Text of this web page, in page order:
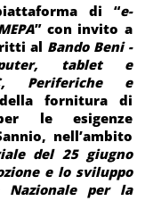
di “e-
” con invito a
al Bando Beni -
tablet e
Periferiche e
fornitura di
le esigenze
nell’ambito
del 25 giugno
e lo sviluppo
Nazionale per la